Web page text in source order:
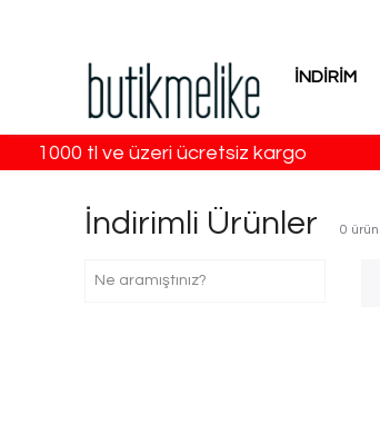
İNDİRİM
1000 tl ve üzeri ücretsiz kargo
İndirimli Ürünler 0 ürün